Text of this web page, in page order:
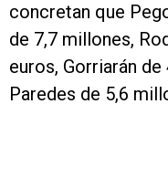
concretan que
de 7,7 millones,
euros, Gorriarán
Paredes de 5,6